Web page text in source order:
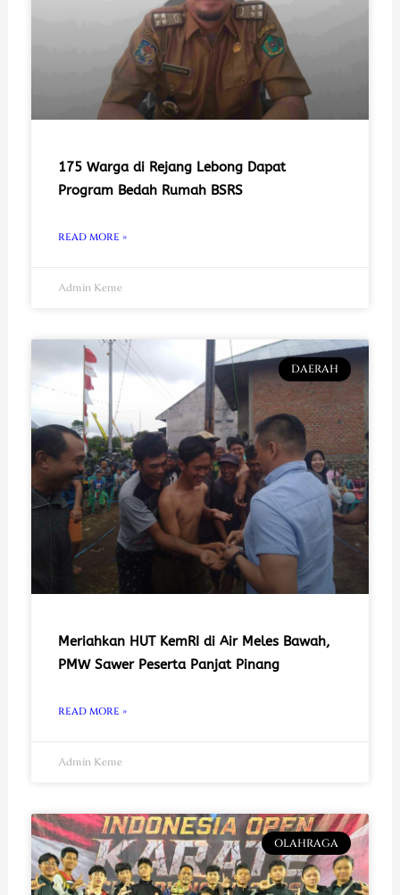
175 Warga di Rejang Lebong Dapat
Program Bedah Rumah BSRS
READ MORE »
Admin Keme
DAERAH
Meriahkan HUT KemRI di Air Meles Bawah,
PMW Sawer Peserta Panjat Pinang
READ MORE »
Admin Keme
OLAHRAGA